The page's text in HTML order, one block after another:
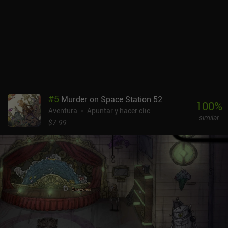
suerte, probablemente tendremos que empezar de nuevo, esta vez
con más perspectiva. Mindcop es un juego de pago tanto en
Android como en iOS. Aunque no es un juego «hardcore», si no
prestas atención a los pequeños detalles, pronto te sentirás
abrumado y perdido. Créeme, es fácil acabar acusando a la
persona equivocada.
#5 Murder on Space Station 52
Aventura
Apuntar y hacer clic
$7.99
100%
similar